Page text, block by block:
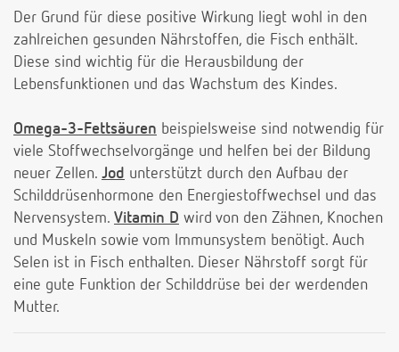
Der Grund für diese positive Wirkung liegt wohl in den
zahlreichen gesunden Nährstoffen, die Fisch enthält.
Diese sind wichtig für die Herausbildung der
Lebensfunktionen und das Wachstum des Kindes.
Omega-3-Fettsäuren beispielsweise sind notwendig für
viele Stoffwechselvorgänge und helfen bei der Bildung
neuer Zellen. Jod unterstützt durch den Aufbau der
Schilddrüsenhormone den Energiestoffwechsel und das
Nervensystem. Vitamin D wird von den Zähnen, Knochen
und Muskeln sowie vom Immunsystem benötigt. Auch
Selen ist in Fisch enthalten. Dieser Nährstoff sorgt für
eine gute Funktion der Schilddrüse bei der werdenden
Mutter.